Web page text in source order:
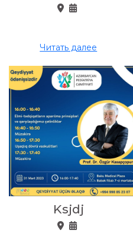
Читать далее
Ksjdj